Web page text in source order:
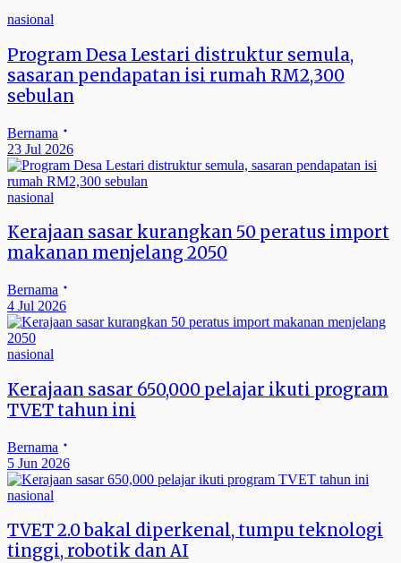
nasional
Program Desa Lestari distruktur semula,
sasaran pendapatan isi rumah RM2,300
sebulan
Bernama
23 Jul 2026
nasional
Kerajaan sasar kurangkan 50 peratus import
makanan menjelang 2050
Bernama
4 Jul 2026
nasional
Kerajaan sasar 650,000 pelajar ikuti program
TVET tahun ini
Bernama
5 Jun 2026
nasional
TVET 2.0 bakal diperkenal, tumpu teknologi
tinggi, robotik dan AI